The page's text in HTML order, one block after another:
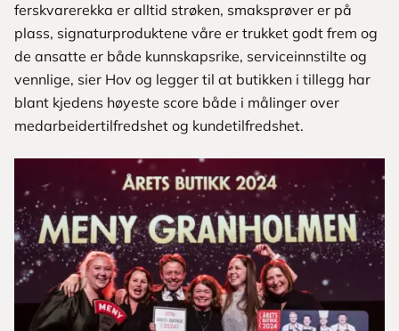
ferskvarerekka er alltid strøken, smaksprøver er på
plass, signaturproduktene våre er trukket godt frem og
de ansatte er både kunnskapsrike, serviceinnstilte og
vennlige, sier Hov og legger til at butikken i tillegg har
blant kjedens høyeste score både i målinger over
medarbeidertilfredshet og kundetilfredshet.